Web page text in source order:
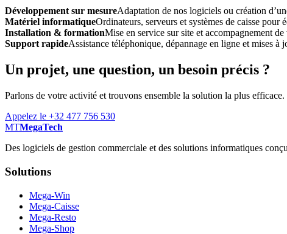
Développement sur mesureAdaptation de nos logiciels ou création
Matériel informatiqueOrdinateurs, serveurs et systèmes de caisse
Installation & formationMise en service sur site et accompagnement
Support rapideAssistance téléphonique, dépannage en ligne et mises à
Un projet, une question, un besoin précis ?
Parlons de votre activité et trouvons ensemble la solution la plus efficace.
Appelez le +32 477 756 530
MTMegaTech
Des logiciels de gestion commerciale et des solutions informatiques
Solutions
Mega-Win
Mega-Caisse
Mega-Resto
Mega-Shop